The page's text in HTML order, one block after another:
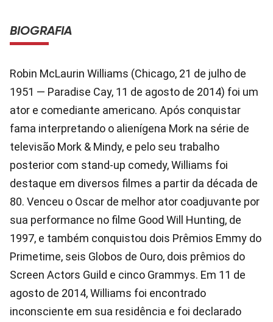
BIOGRAFIA
Robin McLaurin Williams (Chicago, 21 de julho de
1951 — Paradise Cay, 11 de agosto de 2014) foi um
ator e comediante americano. Após conquistar
fama interpretando o alienígena Mork na série de
televisão Mork & Mindy, e pelo seu trabalho
posterior com stand-up comedy, Williams foi
destaque em diversos filmes a partir da década de
80. Venceu o Oscar de melhor ator coadjuvante por
sua performance no filme Good Will Hunting, de
1997, e também conquistou dois Prêmios Emmy do
Primetime, seis Globos de Ouro, dois prêmios do
Screen Actors Guild e cinco Grammys. Em 11 de
agosto de 2014, Williams foi encontrado
inconsciente em sua residência e foi declarado